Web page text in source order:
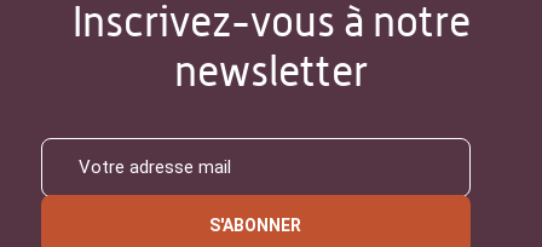
Inscrivez-vous à notre
newsletter
S'ABONNER